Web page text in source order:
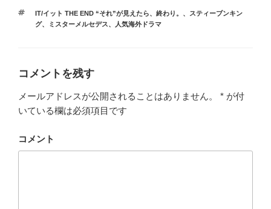
ゴ
リ
タ
グ
IT/イット THE END “それ”が見えたら、終わり。 、
スティーブンキン
グ、 ミスターメルセデス、 人気海外ドラマ
コメントを残す
メールアドレスが公開されることはありません。 * が付
いている欄は必須項目です
コメント